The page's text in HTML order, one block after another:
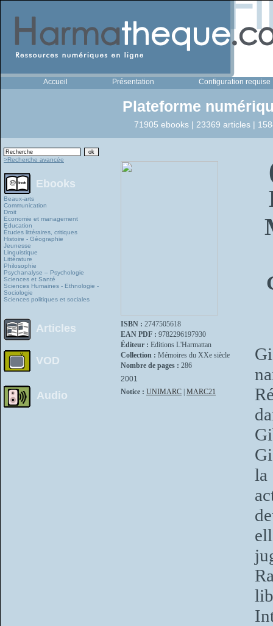
Accueil Présentation Configuration requise
Plateforme
71905 ebooks | 23369 articles |
>Recherche avancée
Ebooks
Beaux-arts
Communication
Droit
Economie et management
Education
Études littéraires, critiques
Histoire - Géographie
Jeunesse
Linguistique
Littérature
Philosophie
Psychanalyse – Psychologie
Sciences et Santé
Sciences Humaines - Ethnologie -
Sociologie
Sciences politiques et sociales
Articles
VOD
Audio
ISBN : 2747505618
EAN PDF : 9782296197930
Éditeur : Editions L'Harmattan
Collection : Mémoires du XXe siècle
Nombre de pages : 286
2001
Notice : UNIMARC MARC21